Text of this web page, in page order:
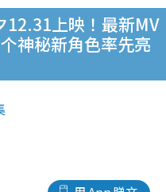
12.31上映！最新MV
神秘新角色率先亮